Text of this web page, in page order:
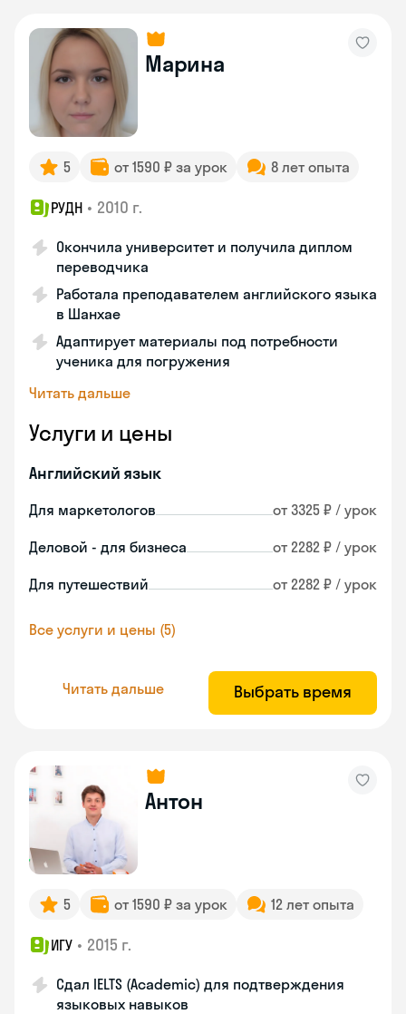
Марина
5 от 1590 ₽ за урок 8 лет опыта
РУДН • 2010 г.
Окончила университет и получила диплом
переводчика
Работала преподавателем английского языка
в Шанхае
Адаптирует материалы под потребности
ученика для погружения
Читать дальше
Услуги и цены
Английский язык
Для маркетологов от 3325 ₽ / урок
Деловой - для бизнеса от 2282 ₽ / урок
Для путешествий от 2282 ₽ / урок
Все услуги и цены (5)
Читать дальше Выбрать время
Антон
5 от 1590 ₽ за урок 12 лет опыта
ИГУ • 2015 г.
Сдал IELTS (Academic) для подтверждения
языковых навыков